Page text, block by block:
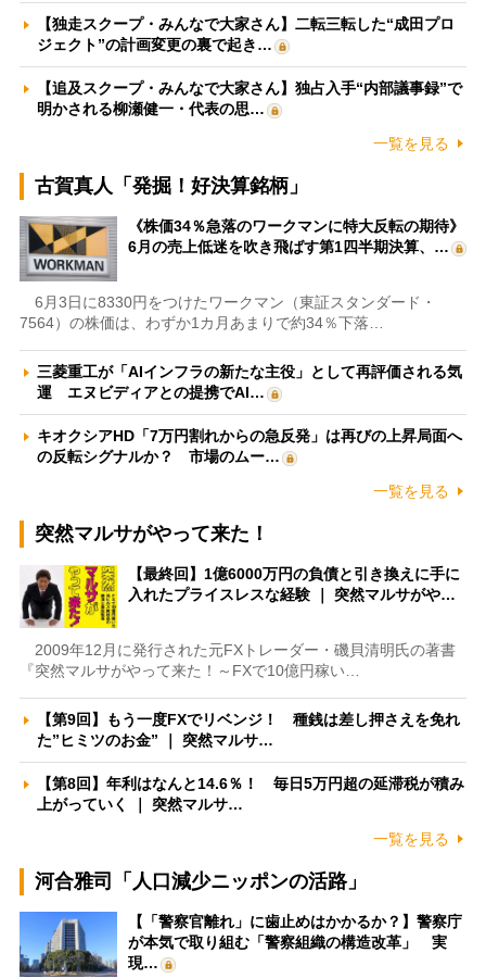
【独走スクープ・みんなで大家さん】二転三転した“成田プロ
ジェクト”の計画変更の裏で起き…
【追及スクープ・みんなで大家さん】独占入手“内部議事録”で
明かされる柳瀬健一・代表の思…
一覧を見る
古賀真人「発掘！好決算銘柄」
《株価34％急落のワークマンに特大反転の期待》
6月の売上低迷を吹き飛ばす第1四半期決算、…
6月3日に8330円をつけたワークマン（東証スタンダード・
7564）の株価は、わずか1カ月あまりで約34％下落…
三菱重工が「AIインフラの新たな主役」として再評価される気
運 エヌビディアとの提携でAI…
キオクシアHD「7万円割れからの急反発」は再びの上昇局面へ
の反転シグナルか？ 市場のムー…
一覧を見る
突然マルサがやって来た！
【最終回】1億6000万円の負債と引き換えに手に
入れたプライスレスな経験 ｜ 突然マルサがや…
2009年12月に発行された元FXトレーダー・磯貝清明氏の著書
『突然マルサがやって来た！～FXで10億円稼い…
【第9回】もう一度FXでリベンジ！ 種銭は差し押さえを免れ
た”ヒミツのお金” ｜ 突然マルサ…
【第8回】年利はなんと14.6％！ 毎日5万円超の延滞税が積み
上がっていく ｜ 突然マルサ…
一覧を見る
河合雅司「人口減少ニッポンの活路」
【「警察官離れ」に歯止めはかかるか？】警察庁
が本気で取り組む「警察組織の構造改革」 実
現…